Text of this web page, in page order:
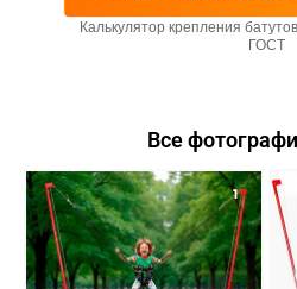
Калькулятор крепления
ГОСТ
Все
1